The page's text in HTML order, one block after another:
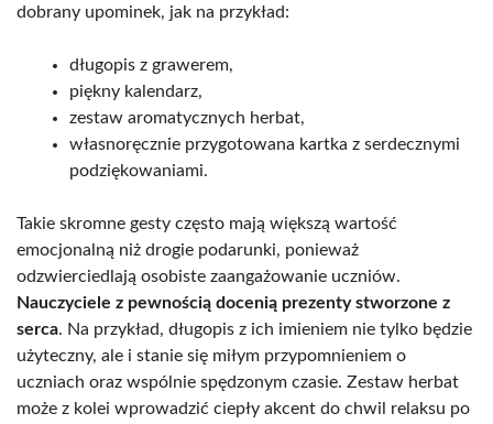
dobrany upominek, jak na przykład:
długopis z grawerem,
piękny kalendarz,
zestaw aromatycznych herbat,
własnoręcznie przygotowana kartka z serdecznymi
podziękowaniami.
Takie skromne gesty często mają większą wartość
emocjonalną niż drogie podarunki, ponieważ
odzwierciedlają osobiste zaangażowanie uczniów.
Nauczyciele z pewnością docenią prezenty stworzone z
serca. Na przykład, długopis z ich imieniem nie tylko będzie
użyteczny, ale i stanie się miłym przypomnieniem o
uczniach oraz wspólnie spędzonym czasie. Zestaw herbat
może z kolei wprowadzić ciepły akcent do chwil relaksu po